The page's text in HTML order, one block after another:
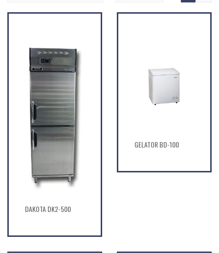
DAKOTA DK2-500
GELATOR BD-100